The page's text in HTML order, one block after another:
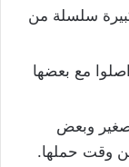
سلسلة من
مع بعضها
وبعض